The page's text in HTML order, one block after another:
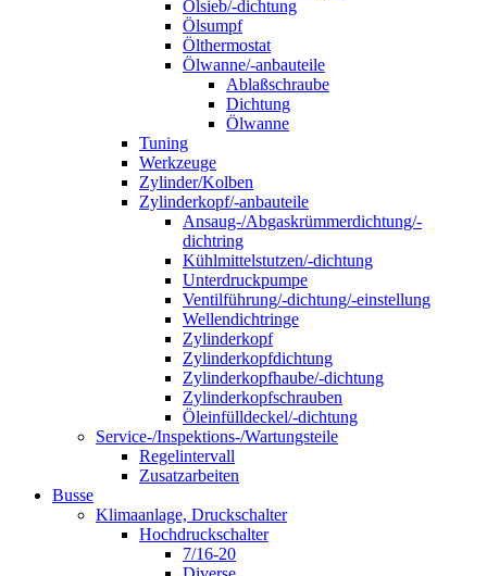
Ölsieb/-dichtung
Ölsumpf
Ölthermostat
Ölwanne/-anbauteile
Ablaßschraube
Dichtung
Ölwanne
Tuning
Werkzeuge
Zylinder/Kolben
Zylinderkopf/-anbauteile
Ansaug-/Abgaskrümmerdichtung/-
dichtring
Kühlmittelstutzen/-dichtung
Unterdruckpumpe
Ventilführung/-dichtung/-einstellung
Wellendichtringe
Zylinderkopf
Zylinderkopfdichtung
Zylinderkopfhaube/-dichtung
Zylinderkopfschrauben
Öleinfülldeckel/-dichtung
Service-/Inspektions-/Wartungsteile
Regelintervall
Zusatzarbeiten
Busse
Klimaanlage, Druckschalter
Hochdruckschalter
7/16-20